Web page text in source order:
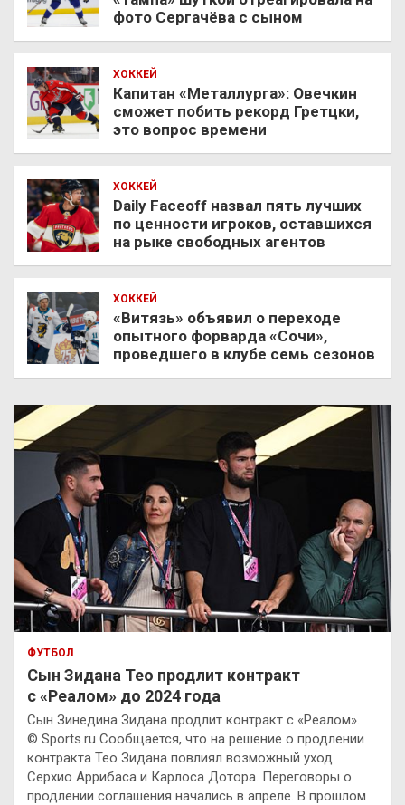
фото Сергачёва с сыном
ХОККЕЙ
Капитан «Металлурга»: Овечкин
сможет побить рекорд Гретцки,
это вопрос времени
ХОККЕЙ
Daily Faceoff назвал пять лучших
по ценности игроков, оставшихся
на рыке свободных агентов
ХОККЕЙ
«Витязь» объявил о переходе
опытного форварда «Сочи»,
проведшего в клубе семь сезонов
ФУТБОЛ
Сын Зидана Тео продлит контракт
с «Реалом» до 2024 года
Сын Зинедина Зидана продлит контракт с «Реалом».
© Sports.ru Сообщается, что на решение о продлении
контракта Тео Зидана повлиял возможный уход
Серхио Аррибаса и Карлоса Дотора. Переговоры о
продлении соглашения начались в апреле. В прошлом